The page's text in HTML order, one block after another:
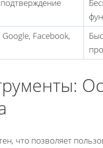
Facebook,
что позволяет